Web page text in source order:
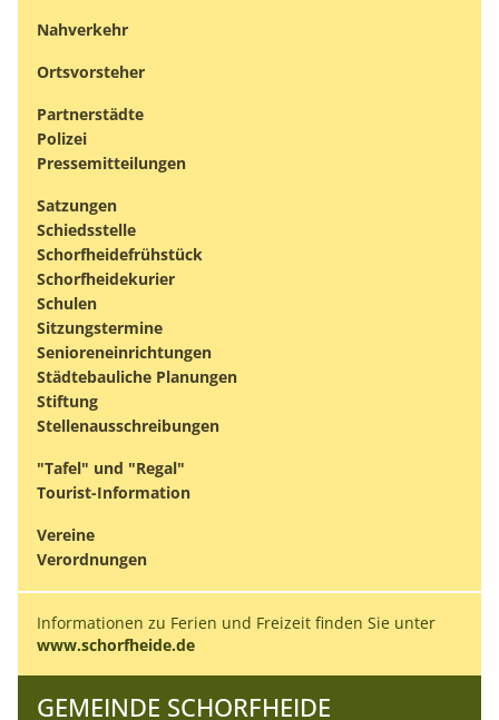
Nahverkehr
Ortsvorsteher
Partnerstädte
Polizei
Pressemitteilungen
Satzungen
Schiedsstelle
Schorfheidefrühstück
Schorfheidekurier
Schulen
Sitzungstermine
Senioreneinrichtungen
Städtebauliche Planungen
Stiftung
Stellenausschreibungen
"Tafel" und "Regal"
Tourist-Information
Vereine
Verordnungen
Informationen zu Ferien und Freizeit finden Sie unter
www.schorfheide.de
GEMEINDE SCHORFHEIDE